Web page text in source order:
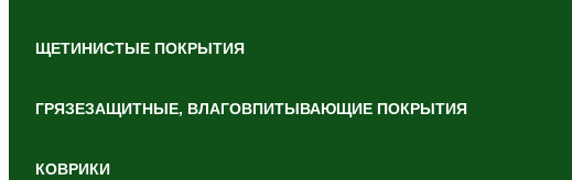
ЩЕТИНИСТЫЕ ПОКРЫТИЯ
ГРЯЗЕЗАЩИТНЫЕ, ВЛАГОВПИТЫВАЮЩИЕ ПОКРЫТИЯ
КОВРИКИ